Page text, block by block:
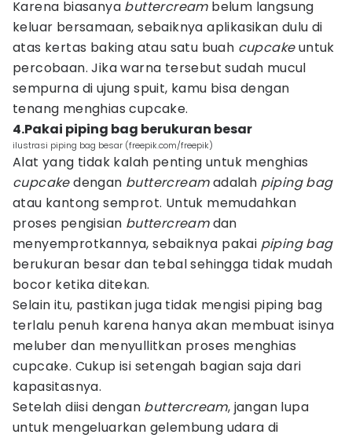
Karena biasanya buttercreambelum langsung
keluar bersamaan, sebaiknya aplikasikan dulu di
atas kertas baking atau satu buah cupcakeuntuk
percobaan. Jika warna tersebut sudah mucul
sempurna di ujung spuit, kamu bisa dengan
tenang menghias cupcake.
4.Pakai piping bag berukuran besar
ilustrasi piping bag besar (freepik.com/freepik)
Alat yang tidak kalah penting untuk menghias
cupcakedengan buttercreamadalah piping bag
atau kantong semprot. Untuk memudahkan
proses pengisian buttercreamdan
menyemprotkannya, sebaiknya pakai piping bag
berukuran besar dan tebal sehingga tidak mudah
bocor ketika ditekan.
Selain itu, pastikan juga tidak mengisi piping bag
terlalu penuh karena hanya akan membuat isinya
meluber dan menyullitkan proses menghias
cupcake. Cukup isi setengah bagian saja dari
kapasitasnya.
Setelah diisi dengan buttercream, jangan lupa
untuk mengeluarkan gelembung udara di